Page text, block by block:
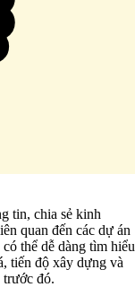
tin, chia sẻ kinh
quan đến các dự án
thể dễ dàng tìm hiểu
tiến độ xây dựng và
đó.